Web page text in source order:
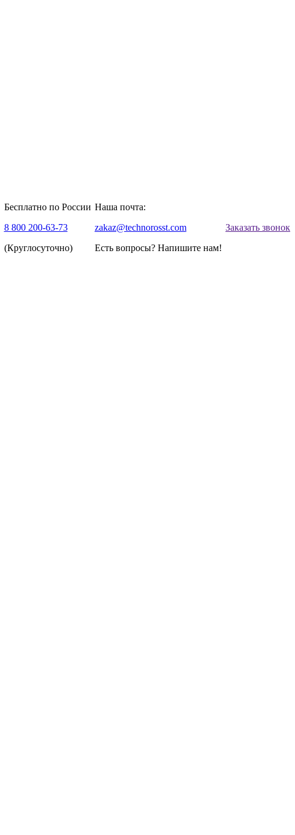
Бесплатно по России
8 800 200-63-73
(Круглосуточно)
Наша почта:
zakaz@technorosst.com
Есть вопросы? Напишите нам!
Заказать звонок